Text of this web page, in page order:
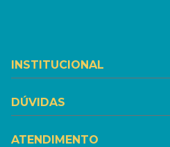
INSTITUCIONAL
DÚVIDAS
ATENDIMENTO